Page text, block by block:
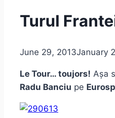
Turul
June 29, 2013January
Le Tour… toujors! Așa
Radu Banciu pe